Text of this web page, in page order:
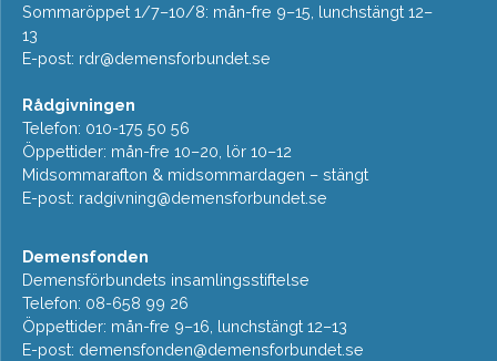
Sommaröppet 1/7–10/8: mån-fre 9–15, lunchstängt 12–
13
E-post: rdr@demensforbundet.se
Rådgivningen
Telefon: 010-175 50 56
Öppettider: mån-fre 10–20, lör 10–12
Midsommarafton & midsommardagen – stängt
E-post: radgivning@demensforbundet.se
Demensfonden
Demensförbundets insamlingsstiftelse
Telefon: 08-658 99 26
Öppettider: mån-fre 9–16, lunchstängt 12–13
E-post: demensfonden@demensforbundet.se